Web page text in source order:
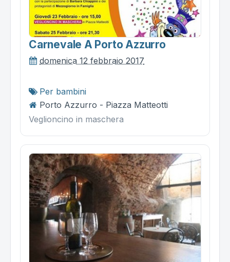
Carnevale A Porto Azzurro
domenica 12 febbraio 2017
Per bambini
Porto Azzurro - Piazza Matteotti
Veglioncino in maschera